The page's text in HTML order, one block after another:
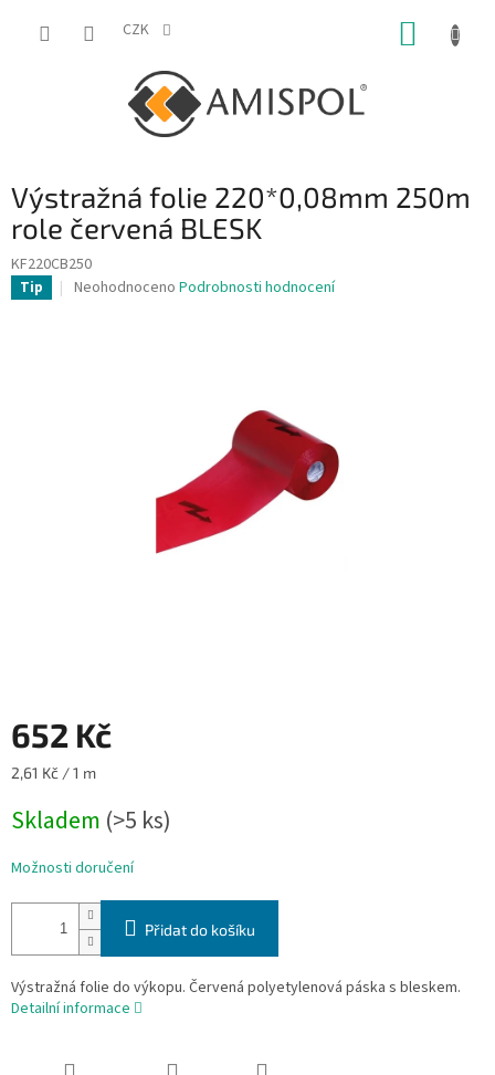
CZK
Výstražná folie 220*0,08mm 250m
role červená BLESK
KF220CB250
Tip
Průměrné
Neohodnoceno Podrobnosti hodnocení
652 Kč
Měrná
2,61 Kč / 1 m
Skladem (>5 ks)
Možnosti doručení
Přidat do košíku
Výstražná folie do výkopu. Červená polyetylenová páska s bleskem.
Detailní informace